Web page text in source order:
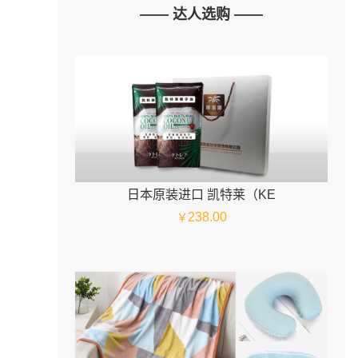
—— 达人选购 ——
日本原装进口 凯特莱（KE
￥ 238.00